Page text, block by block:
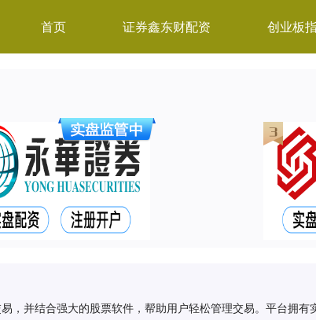
首页 证券鑫东财配资 创业板
，并结合强大的股票软件，帮助用户轻松管理交易。平台拥